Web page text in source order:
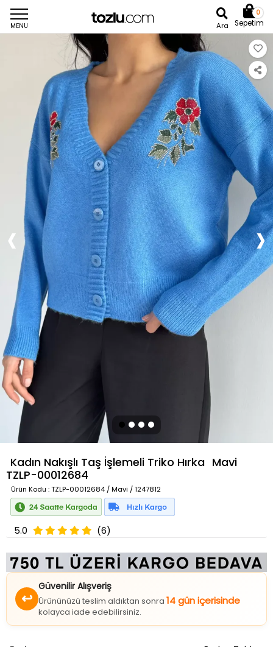
MENU Ara
0
Sepetim
Kadın Nakışlı Taş İşlemeli Triko Hırka Mavi
TZLP-00012684
Ürün Kodu : TZLP-00012684 / Mavi / 1247812
5.0 (6)
Güvenilir Alışveriş
Ürününüzü teslim aldıktan sonra
kolayca iade edebilirsiniz.